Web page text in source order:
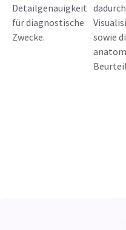
Detailgenauigkeit
für diagnostische
Zwecke.
sowie